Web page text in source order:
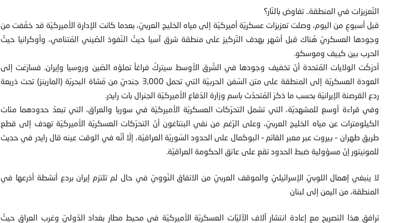
التّعزيزات في المنطقة.. تفاوض بالنّار؟
قبل أسبوعٍ من اليوم، وصلت تعزيزات عسكريّة أميركيّة إلى مياه الخليج العربيّ، بعدما كانت الإدارة الأميركيّة قد خفّفت من
وجودها العسكريّ هُناك قبل أشهر بهدف التّركيز على منطقة شرق آسيا حيثُ النّفوذ الصّيني المُتنامي، وأوكرانيا حيثُ
الحرب بين كييف وموسكو.
أدرَكَت الولايات المُتحدة أنّ تخفيف وجودها في الشّرق الأوسط سيتركُ فراغاً تملؤه الصّين وروسيا وإيران. فسارَعَت إلى
العودة العسكريّة إلى المنطقة على متن السّفن الحربيّة التي تحمل 3,000 جنديّ من مُشاة البحريّة (المارينز) تحت ذريعة
ردع القرصنة الإيرانيّة بحسب ما ذكرَ المُتحدّث باسم وزارة الدّفاع الأميركيّة الجنرال بات رايدر.
وفي قراءة أوسع للمشهديّة، التي تشمل التحرّكات العسكريّة الأميركيّة في سوريا والعراق، التي تبعدُ حدودهما مئات
الكيلومترات عن مياه الخليج العربيّ، وعلى الرّغم من نفي البنتاغون أنّ التحرّكات العسكريّة الأميركيّة تهدف إلى قطع
طريق طهران – بيروت عبر معبر القائم – البوكمال على الحدود السّوريّة العراقيّة، إلّا أنّه في الوقت عينه قال رايدر في حديث
للمونيتور إنّ مسؤولية ضبط الحدود تقع على عاتق الحكومة العراقيّة.
لا ينبغي إهمال اللوبيّ الإسرائيليّ والموقف العربيّ من الاتفاق النّوويّ في حال لم تلتزم إيران بردع أنشطة أذرعها في
المنطقة، من اليمن إلى لبنان
ترافق هذا التصريح مع إعادة انتشار آلاف الآليّات العسكريّة الأميركيّة في محيط مطار بغداد الدّوليّ وغرب العراق حيثُ